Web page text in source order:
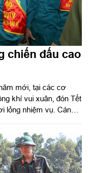
chiến đấu cao
mới, tại các cơ
khí vui xuân, đón Tết
lỏng nhiệm vụ. Cán